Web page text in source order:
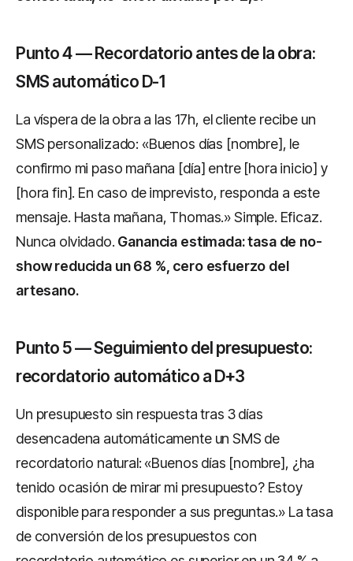
Punto 4 — Recordatorio antes de la obra:
SMS automático D-1
La víspera de la obra a las 17h, el cliente recibe un
SMS personalizado: «Buenos días [nombre], le
confirmo mi paso mañana [día] entre [hora inicio] y
[hora fin]. En caso de imprevisto, responda a este
mensaje. Hasta mañana, Thomas.» Simple. Eficaz.
Nunca olvidado. Ganancia estimada: tasa de no-
show reducida un 68 %, cero esfuerzo del
artesano.
Punto 5 — Seguimiento del presupuesto:
recordatorio automático a D+3
Un presupuesto sin respuesta tras 3 días
desencadena automáticamente un SMS de
recordatorio natural: «Buenos días [nombre], ¿ha
tenido ocasión de mirar mi presupuesto? Estoy
disponible para responder a sus preguntas.» La tasa
de conversión de los presupuestos con